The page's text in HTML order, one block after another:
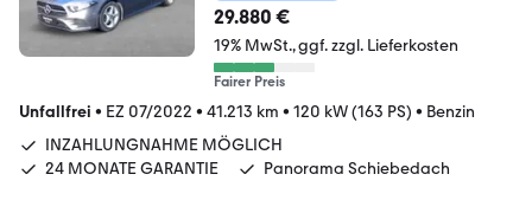
29.880 €
19% MwSt. ggf. zzgl. Lieferkosten
Fairer Preis
Unfallfrei • EZ 07/2022 • 41.213 km • 120 kW (163 PS) • Benzin
INZAHLUNGNAHME MÖGLICH
24 MONATE GARANTIE
Panorama Schiebedach